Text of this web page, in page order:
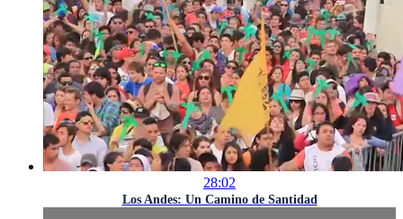
28:02
Los Andes: Un Camino de Santidad